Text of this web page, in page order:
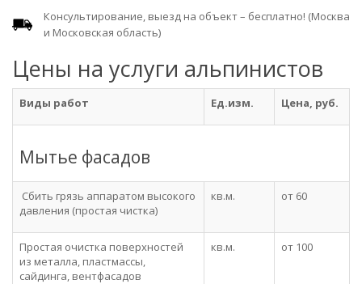
Консультирование, выезд на объект – бесплатно! (Москва
и Московская область)
Цены на услуги альпинистов
Виды работ Ед.изм. Цена, руб.
Мытье фасадов
Сбить грязь аппаратом высокого
давления (простая чистка)
кв.м. от 60
Простая очистка поверхностей
из металла, пластмассы,
сайдинга, вентфасадов
кв.м. от 100